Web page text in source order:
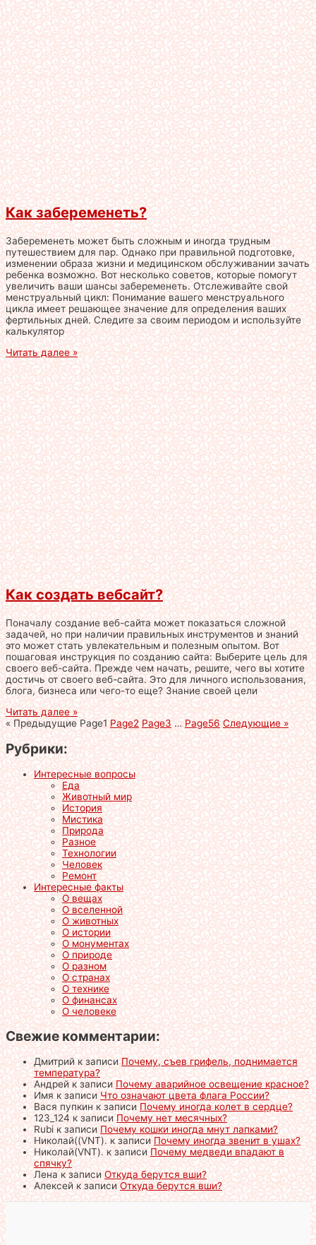
Как забеременеть?
Забеременеть может быть сложным и иногда трудным
путешествием для пар. Однако при правильной подготовке,
изменении образа жизни и медицинском обслуживании зачать
ребенка возможно. Вот несколько советов, которые помогут
увеличить ваши шансы забеременеть. Отслеживайте свой
менструальный цикл: Понимание вашего менструального
цикла имеет решающее значение для определения ваших
фертильных дней. Следите за своим периодом и используйте
калькулятор
Читать далее »
Как создать вебсайт?
Поначалу создание веб-сайта может показаться сложной
задачей, но при наличии правильных инструментов и знаний
это может стать увлекательным и полезным опытом. Вот
пошаговая инструкция по созданию сайта: Выберите цель для
своего веб-сайта. Прежде чем начать, решите, чего вы хотите
достичь от своего веб-сайта. Это для личного использования,
блога, бизнеса или чего-то еще? Знание своей цели
Читать далее »
« Предыдущие Page1 Page2 Page3 … Page56 Следующие »
Рубрики:
Интересные вопросы
Еда
Животный мир
История
Мистика
Природа
Разное
Технологии
Человек
Ремонт
Интересные факты
О вещах
О вселенной
О животных
О истории
О монументах
О природе
О разном
О странах
О технике
О финансах
О человеке
Свежие комментарии:
Дмитрийк записиПочему, съев грифель, поднимается
температура?
Андрейк записиПочему аварийное освещение красное?
Имяк записиЧто означают цвета флага России?
Вася пупкинк записиПочему иногда колет в сердце?
123_124к записиПочему нет месячных?
Rubiк записиПочему кошки иногда мнут лапками?
Николай((VNT).к записиПочему иногда звенит в ушах?
Николай(VNT).к записиПочему медведи впадают в
спячку?
Ленак записиОткуда берутся вши?
Алексейк записиОткуда берутся вши?